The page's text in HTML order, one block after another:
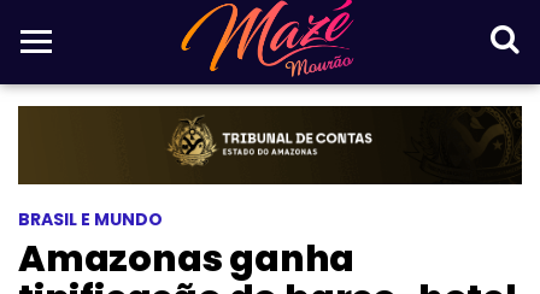
BRASIL E MUNDO
Amazonas ganha